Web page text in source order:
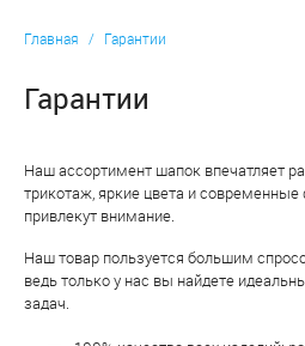
Главная / Гарантии
Гарантии
Наш ассортимент шапок впечатляет
трикотаж, яркие цвета и
привлекут внимание.
Наш товар пользуется большим
ведь только у нас вы найдете
задач.